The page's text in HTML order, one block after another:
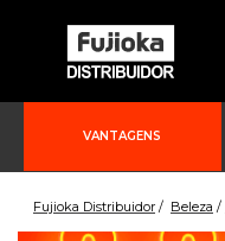
VANTAGENS
Fujioka Distribuidor Beleza